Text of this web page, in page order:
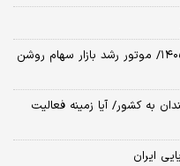
پیش بینی بورس فردا شنبه ۱۷ مردادماه ۱۴۰۵/ موتور رشد بازار سهام روشن
به کشور/ آیا زمینه فعالیت
ایران